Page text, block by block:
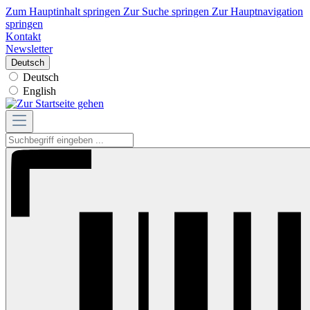
Zum Hauptinhalt springen Zur Suche springen Zur Hauptnavigation
springen
Kontakt
Newsletter
Deutsch
Deutsch
English